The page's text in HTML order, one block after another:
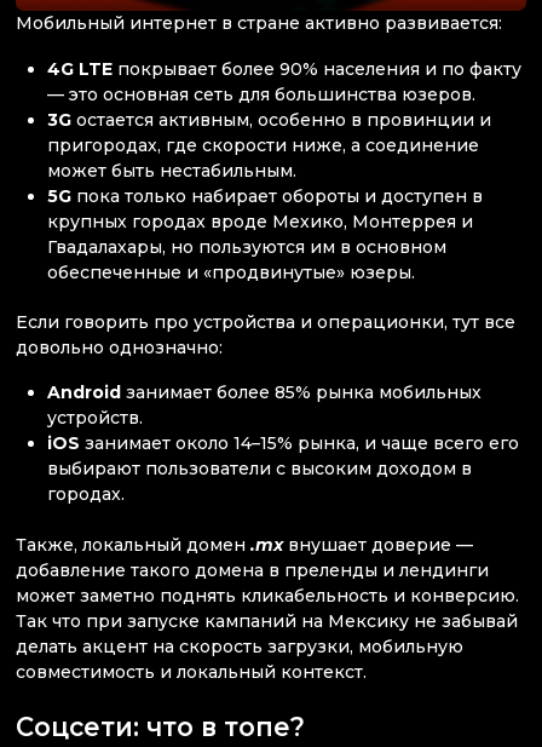
Мобильный интернет в стране активно развивается:
4G LTE покрывает более 90% населения и по факту
— это основная сеть для большинства юзеров.
3G остается активным, особенно в провинции и
пригородах, где скорости ниже, а соединение
может быть нестабильным.
5G пока только набирает обороты и доступен в
крупных городах вроде Мехико, Монтеррея и
Гвадалахары, но пользуются им в основном
обеспеченные и «продвинутые» юзеры.
Если говорить про устройства и операционки, тут все
довольно однозначно:
Android занимает более 85% рынка мобильных
устройств.
iOS занимает около 14–15% рынка, и чаще всего его
выбирают пользователи с высоким доходом в
городах.
Также, локальный домен .mxвнушает доверие —
добавление такого домена в преленды и лендинги
может заметно поднять кликабельность и конверсию.
Так что при запуске кампаний на Мексику не забывай
делать акцент на скорость загрузки, мобильную
совместимость и локальный контекст.
Соцсети: что в топе?